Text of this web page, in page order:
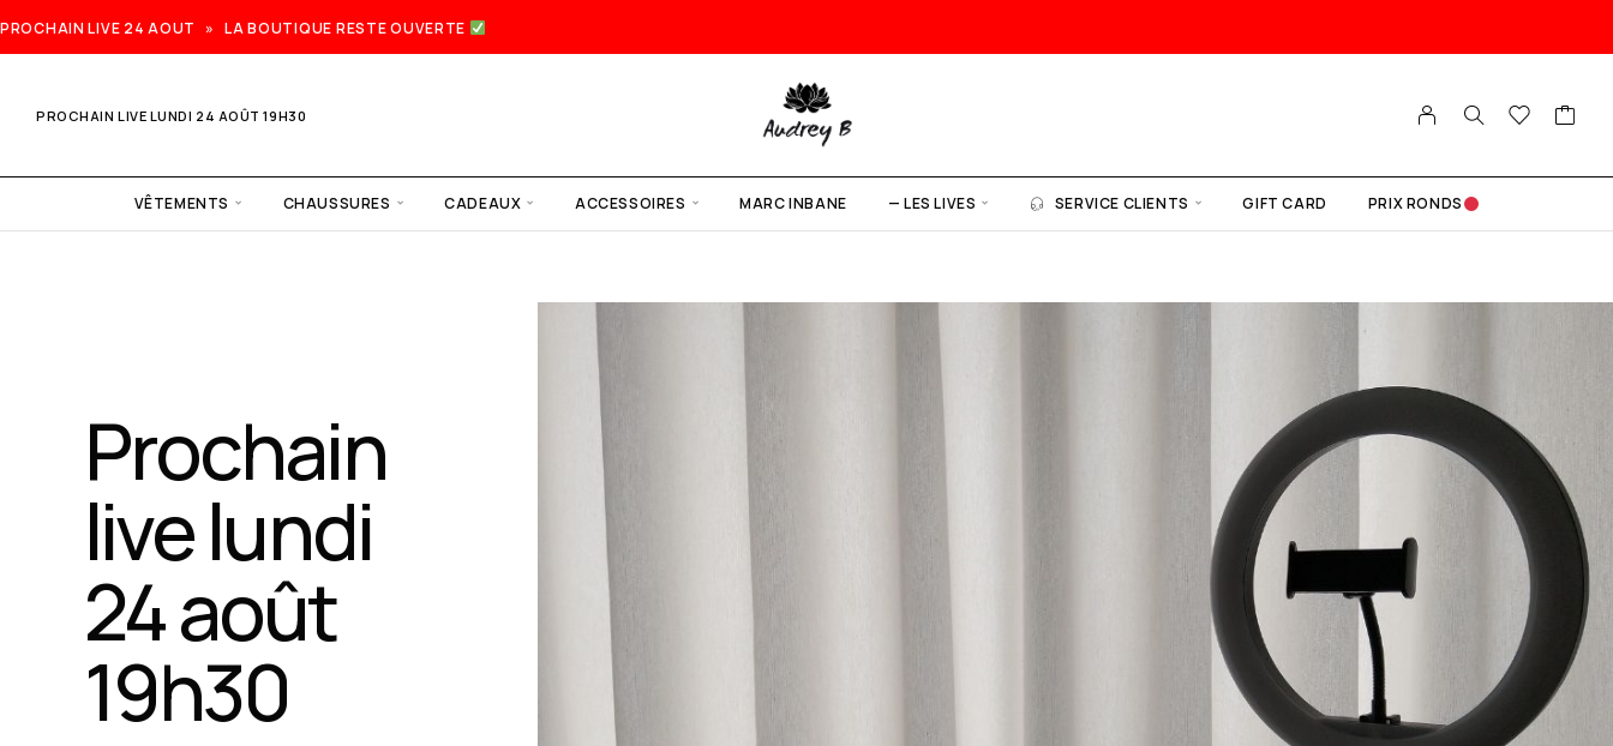
PROCHAIN LIVE 24 AOUT » LA BOUTIQUE RESTE OUVERTE
PROCHAIN LIVE LUNDI 24 AOÛT 19H30
VÊTEMENTS CHAUSSURES CADEAUX ACCESSOIRES MARC INBANE — LES LIVES SERVICE CLIENTS GIFT CARD PRIX RONDS
Prochain
live lundi
24 août
19h30